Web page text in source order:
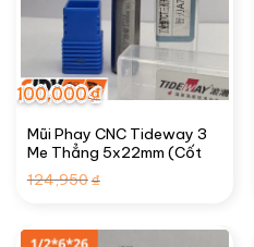
Mũi Phay CNC Tideway 3
Me Thẳng 5x22mm (Cốt
1/2″)
124,950₫
100,000₫
100,000₫.